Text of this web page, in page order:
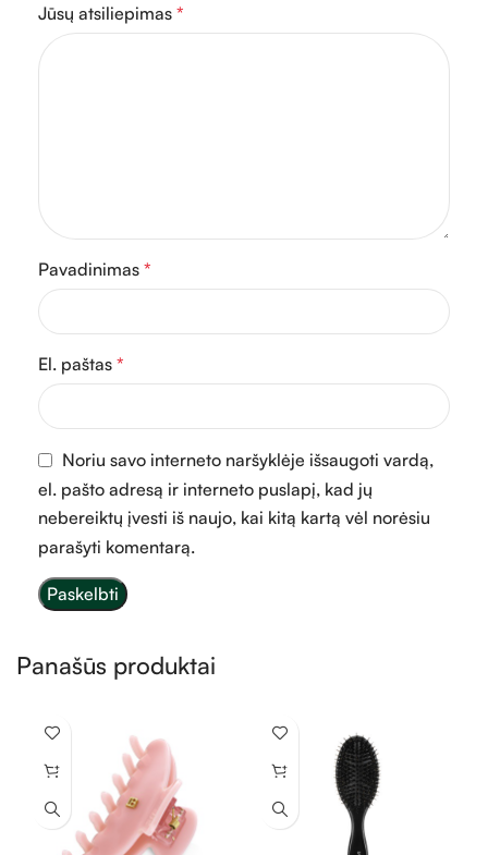
Jūsų atsiliepimas *
Pavadinimas *
El. paštas *
Noriu savo interneto naršyklėje išsaugoti vardą,
el. pašto adresą ir interneto puslapį, kad jų
nebereiktų įvesti iš naujo, kai kitą kartą vėl norėsiu
parašyti komentarą.
Panašūs produktai